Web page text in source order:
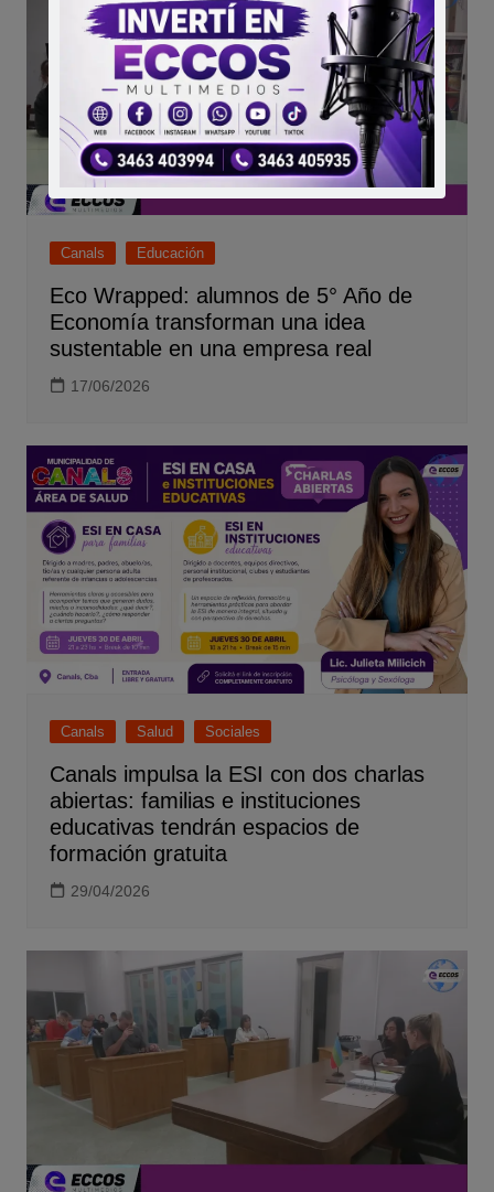
Canals Educación
Eco Wrapped: alumnos de 5° Año de
Economía transforman una idea
sustentable en una empresa real
17/06/2026
Canals Salud Sociales
Canals impulsa la ESI con dos charlas
abiertas: familias e instituciones
educativas tendrán espacios de
formación gratuita
29/04/2026